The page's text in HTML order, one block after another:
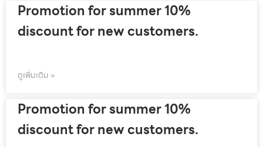
Promotion for summer 10%
discount for new customers.
ดูเพิ่มเติม »
Promotion for summer 10%
discount for new customers.